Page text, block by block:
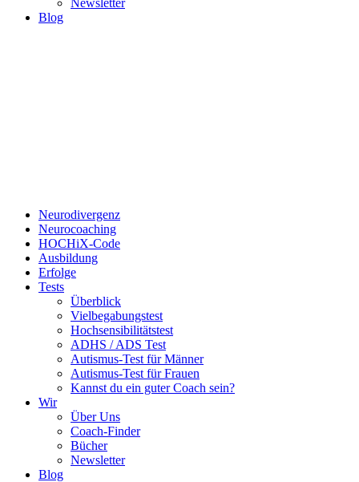
Newsletter
Blog
Neurodivergenz
Neurocoaching
HOCHiX-Code
Ausbildung
Erfolge
Tests
Überblick
Vielbegabungstest
Hochsensibilitätstest
ADHS / ADS Test
Autismus-Test für Männer
Autismus-Test für Frauen
Kannst du ein guter Coach sein?
Wir
Über Uns
Coach-Finder
Bücher
Newsletter
Blog